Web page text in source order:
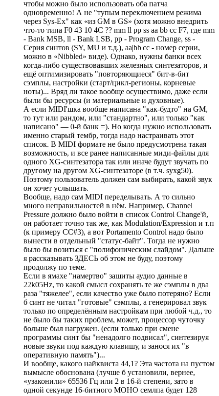
чтобы можно было использовать оба патча
одновременно! А не "тупым переключением режима
через Sys-Ex" как «из GM в GS» (хотя можно внедрить
что-то типа F0 43 10 4C ?? mm ll pp ss aa bb cc F7, где mm
- Bank MSB, ll - Bank LSB, pp - Program Change, ss -
Серия синтов (SY, MU и т.д.), aa|bb|cc - номер серии,
можно в «Nibbled» виде). Однако, нужны банки всех
когда-либо существовавших железных синтезаторов, и
ещё оптимизировать "повторяющиеся" бит-в-бит
сэмплы, настройки (старт/цикл-регионы, корневые
ноты)... Вряд ли такое вообще осуществимо, даже если
были бы ресурсы (и материальные и духовные).
А если MIDI'шка вообще написана "как-будто" на GM,
то тут или рандом, или "стандартно", или только "как
написано" — 0-й банк =). Но когда нужно использовать
именно старый тембр, тогда надо настраивать этот
список. В MIDI формате не было предусмотрена такая
возможность, и все ранее написанные миди-файлы для
одного XG-синтезатора так или иначе будут звучать по
другому на другом XG-синтезаторе (в т.ч. syxg50).
Поэтому пользователь должен сам выбирать, какой звук
он хочет услышать.
Вообще, надо сам MIDI переделывать. А то сильно
много неправильностей в нём. Например, Channel
Pressure должно было войти в список Control Change'й,
он работает точно так же, как Modulation/Expression и т.п
(к примеру CC#3), а вот Portamento Control надо было
вынести в отдельный "статус-байт". Тогда не нужно
было бы возиться с "полифоническим слайдом". Дальше
я рассказывать ЗДЕСЬ об этом не буду, поэтому
продолжу по теме.
Если в ямахе "намертво" зашиты аудио данные в
22k05Hz, то какой смысл сохранять те же сэмплы в два
раза "тяжелее", если качество уже было потеряно? Если
б синт не читал "готовые" сэмплы, а генерировал звук
только по определённым настройкам при любой ч.д., то
не было бы таких проблем, может, процессор чуточку
больше был нагружен. (если только при смене
программы синт бы "ненадолго подвисал", синтезируя
новые звуки под каждую клавишу, и занося их "в
оперативную память")...
И вообще, какого найквиста 44,1? Эта частота на пустом
вымысле обоснована (лучше б установили, вернее,
«узаконили» 65536 Гц или 2 в 16-й степени, зато в
одной секунде 16-битного МОНО семлпа будет 128